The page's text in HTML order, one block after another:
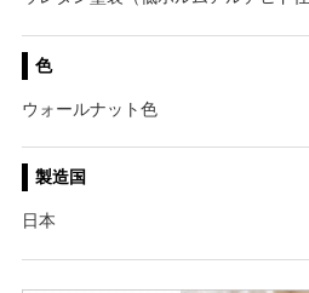
色
ウォールナット色
製造国
日本